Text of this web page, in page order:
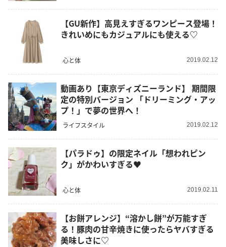
【GU新作】高見えすぎるワンピース登場！
きれいめにもカジュアルにも使える♡
心と体 2019.02.12
動画あり【東京ディズニーランド】 期間限
定の特別バージョン 「ドリーミング・アッ
プ！」で夢の世界へ！
ライフスタイル 2019.02.12
【パラドゥ】の限定ネイル「想われピン
ク」がかわいすぎる♥
心と体 2019.02.11
【お餅アレンジ】“溶かし餅”が万能すぎ
る！豚肉の甘辛焼きに使ったらヤバすぎる
美味しさに♡